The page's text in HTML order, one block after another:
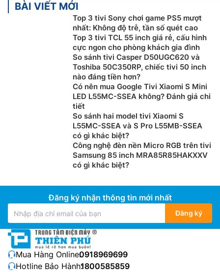
BÀI VIẾT MỚI
Top 3 tivi Sony chơi game PS5 mượt
nhất: Không độ trễ, tần số quét cao
Top 3 tivi TCL 55 inch giá rẻ, cấu hình
cực ngon cho phòng khách gia đình
So sánh tivi Casper D50UGC620 và
Toshiba 50C350RP, chiếc tivi 50 inch
nào đáng tiền hơn?
Có nên mua Google Tivi Xiaomi S Mini
LED L55MC-SSEA không? Đánh giá chi
tiết
So sánh hai model tivi Xiaomi S
L55MC-SSEA và S Pro L55MB-SSEA
có gì khác biệt?
Công nghệ đèn nền Micro RGB trên tivi
Samsung 85 inch MRA85R85HAKXXV
có gì khác biệt?
Đăng ký nhận thông tin mới nhất
Đăng ký
Mua Hàng Online:0918969699
Hotline Bảo Hành:1800585859